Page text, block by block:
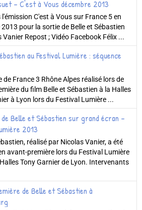
- C'est à Vous décembre 2013
l'émission C'est à Vous sur France 5 en
pour la sortie de Belle et Sébastien
Vanier Repost ; Vidéo Facebook Félix ...
au Festival Lumière : séquence
de France 3 Rhône Alpes réalisé lors de
du film Belle et Sébastien à la Halles
à Lyon lors du Festival Lumière ...
Belle et Sébastien sur grand écran -
2013
réalisé par Nicolas Vanier, a été
avant-première lors du Festival Lumière
Tony Garnier de Lyon. Intervenants
de Belle et Sébastien à